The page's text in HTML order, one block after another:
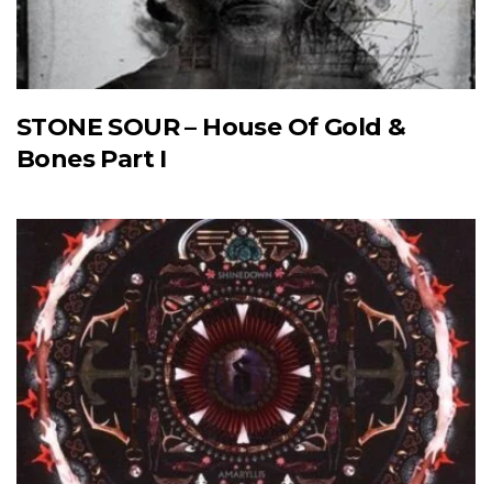
STONE SOUR – House Of Gold &
Bones Part I